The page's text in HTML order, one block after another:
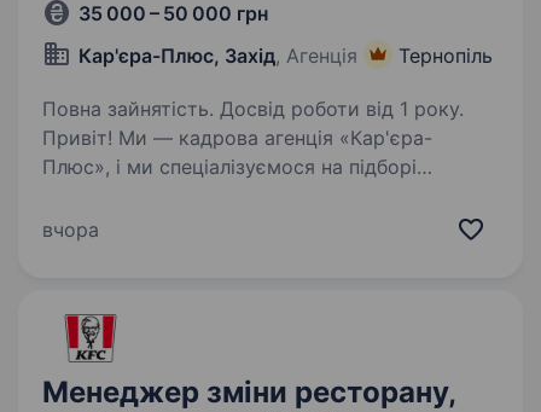
35 000 – 50 000 грн
Кар'єра-Плюс, Захід, Агенція Тернопіль
Повна зайнятість. Досвід роботи від 1 року.
Привіт! Ми — кадрова агенція «Кар'єра-
Плюс», і ми спеціалізуємося на підборі
у сфері харчування і виробництва. Ми добре
вчора
Менеджер зміни ресторану,